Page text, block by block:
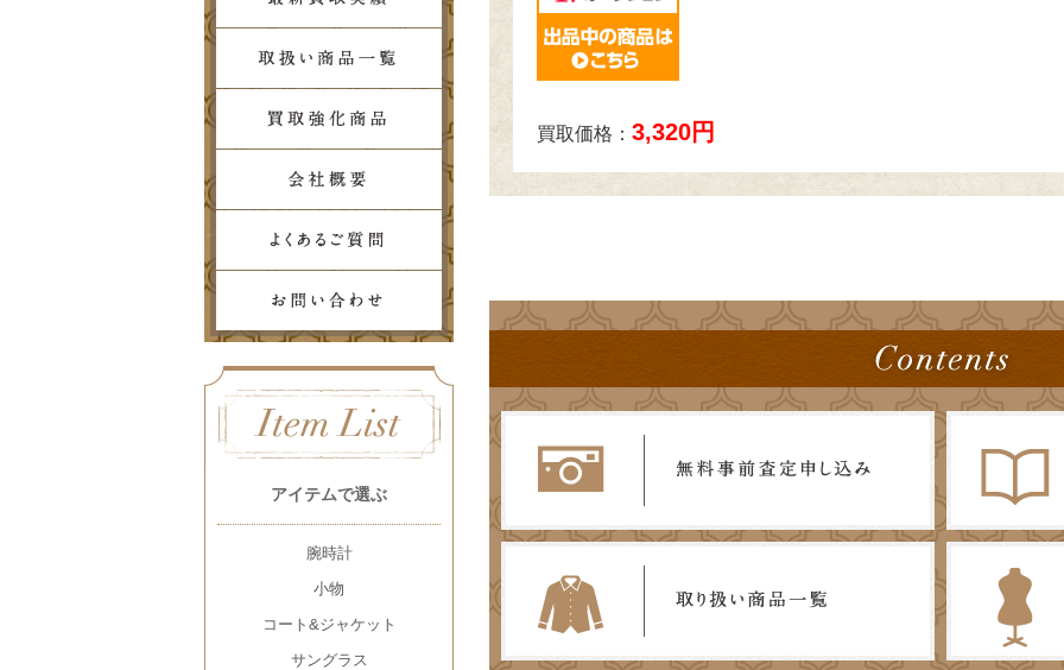
買取価格： 3,320円
アイテムで選ぶ
腕時計
小物
コート&ジャケット
サングラス